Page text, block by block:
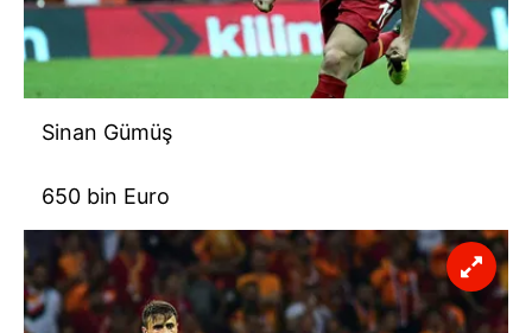
Sinan Gümüş
650 bin Euro